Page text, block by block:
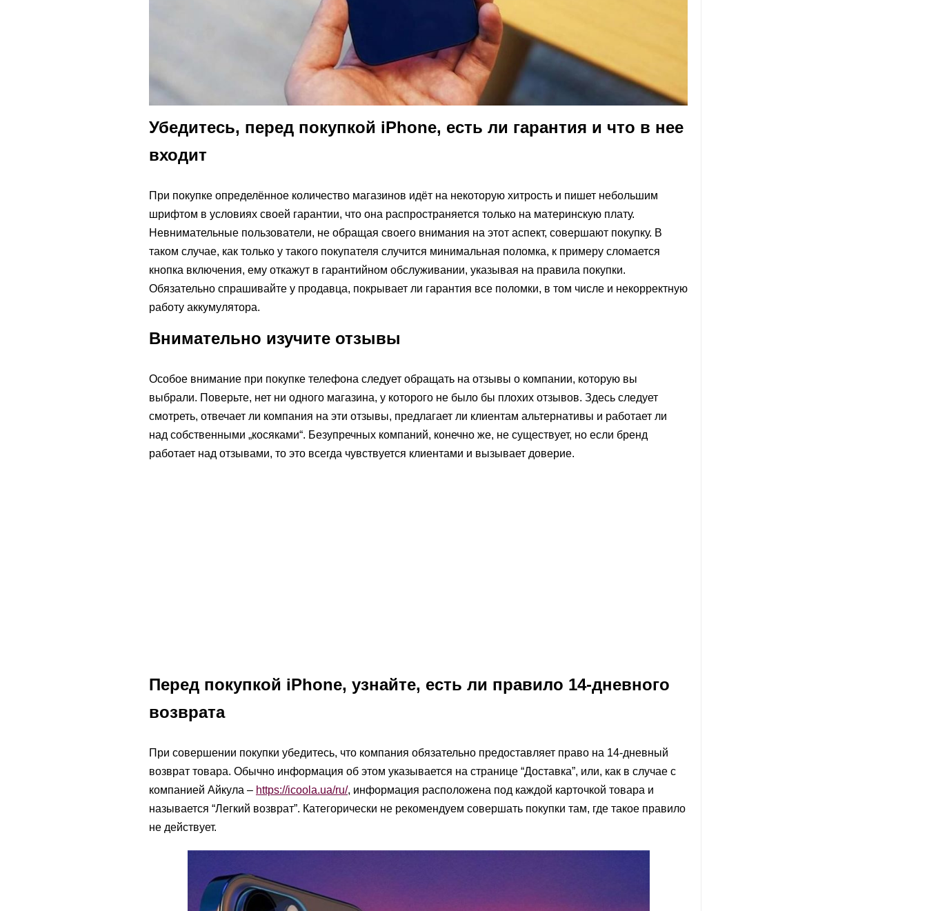
Убедитесь, перед покупкой iPhone, есть ли гарантия и что в нее
входит
При покупке определённое количество магазинов идёт на некоторую хитрость и пишет небольшим
шрифтом в условиях своей гарантии, что она распространяется только на материнскую плату.
Невнимательные пользователи, не обращая своего внимания на этот аспект, совершают покупку. В
таком случае, как только у такого покупателя случится минимальная поломка, к примеру сломается
кнопка включения, ему откажут в гарантийном обслуживании, указывая на правила покупки.
Обязательно спрашивайте у продавца, покрывает ли гарантия все поломки, в том числе и некорректную
работу аккумулятора.
Внимательно изучите отзывы
Особое внимание при покупке телефона следует обращать на отзывы о компании, которую вы
выбрали. Поверьте, нет ни одного магазина, у которого не было бы плохих отзывов. Здесь следует
смотреть, отвечает ли компания на эти отзывы, предлагает ли клиентам альтернативы и работает ли
над собственными „косяками“. Безупречных компаний, конечно же, не существует, но если бренд
работает над отзывами, то это всегда чувствуется клиентами и вызывает доверие.
Перед покупкой iPhone, узнайте, есть ли правило 14-дневного
возврата
При совершении покупки убедитесь, что компания обязательно предоставляет право на 14-дневный
возврат товара. Обычно информация об этом указывается на странице “Доставка”, или, как в случае с
компанией Айкула – https://icoola.ua/ru/, информация расположена под каждой карточкой товара и
называется “Легкий возврат”. Категорически не рекомендуем совершать покупки там, где такое правило
не действует.